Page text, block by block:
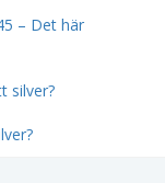
– Det här
silver?